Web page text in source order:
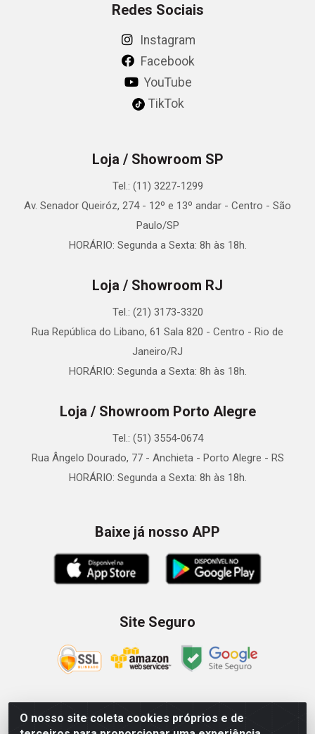
O nosso site coleta cookies próprios e de
Redes Sociais
Instagram
Facebook
YouTube
TikTok
Loja / Showroom SP
Tel.: (11) 3227-1299
Av. Senador Queiróz, 274 - 12º e 13º andar - Centro - São
Paulo/SP
HORÁRIO: Segunda a Sexta: 8h às 18h.
Loja / Showroom RJ
Tel.: (21) 3173-3320
Rua República do Libano, 61 Sala 820 - Centro - Rio de
Janeiro/RJ
HORÁRIO: Segunda a Sexta: 8h às 18h.
Loja / Showroom Porto Alegre
Tel.: (51) 3554-0674
Rua Ângelo Dourado, 77 - Anchieta - Porto Alegre - RS
HORÁRIO: Segunda a Sexta: 8h às 18h.
Baixe já nosso APP
Site Seguro
Zein Importação e Comércio LTDA - Av. Senador Queiróz, 274